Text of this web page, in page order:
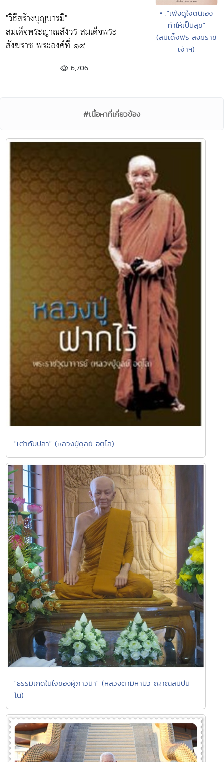
"วิธีสร้างบุญบารมี"
สมเด็จพระญาณสังวร สมเด็จพระ
สังฆราช พระองค์ที่ ๑๙
6,706
• ."เพ่งดูใจตนเอง
ทำให้เป็นสุข"
(สมเด็จพระสังฆราช
เจ้าฯ)
#เนื้อหาที่เกี่ยวข้อง
"เต่ากับปลา" (หลวงปู่ดุลย์ อตุโล)
"ธรรมเกิดในใจของผู้ภาวนา" (หลวงตามหาบัว ญาณสัมปัน
โน)